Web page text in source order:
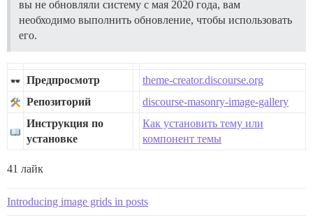
вы не обновляли систему с мая 2020 года, вам
необходимо выполнить обновление, чтобы использовать
его.
Предпросмотр
theme-creator.discourse.org
Репозиторий
discourse-masonry-image-gallery
Инструкция по
установке
Как установить тему или
компонент темы
41 лайк
Introducing image grids in posts